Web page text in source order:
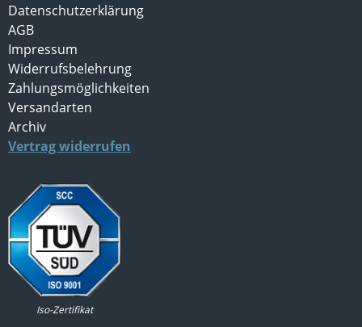
Datenschutzerklärung
AGB
Impressum
Widerrufsbelehrung
Zahlungsmöglichkeiten
Versandarten
Archiv
Vertrag widerrufen
Iso-Zertifikat